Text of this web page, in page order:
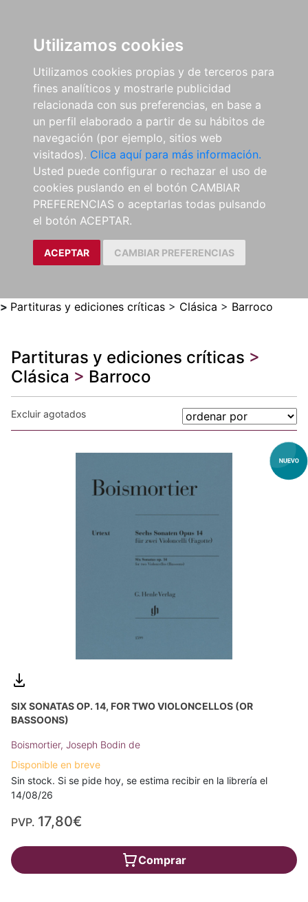
Utilizamos cookies
Utilizamos cookies propias y de terceros para
fines analíticos y mostrarle publicidad
relacionada con sus preferencias, en base a
un perfil elaborado a partir de su hábitos de
navegación (por ejemplo, sitios web
visitados). Clica aquí para más información.
Usted puede configurar o rechazar el uso de
cookies puslando en el botón CAMBIAR
PREFERENCIAS o aceptarlas todas pulsando
el botón ACEPTAR.
ACEPTAR CAMBIAR PREFERENCIAS
> Partituras y ediciones críticas > Clásica > Barroco
Partituras y ediciones críticas >
Clásica > Barroco
Excluir agotados
SIX SONATAS OP. 14, FOR TWO VIOLONCELLOS (OR
BASSOONS)
Boismortier, Joseph Bodin de
Disponible en breve
Sin stock. Si se pide hoy, se estima recibir en la librería el
14/08/26
PVP. 17,80€
Comprar